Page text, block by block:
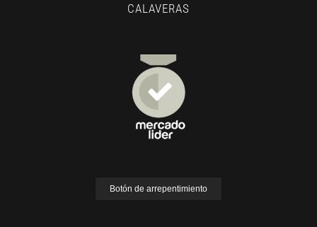
CALAVERAS
Botón de arrepentimiento